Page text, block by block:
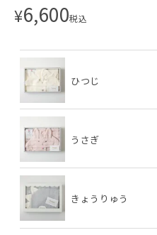
¥6,600税込
ひつじ
うさぎ
きょうりゅう